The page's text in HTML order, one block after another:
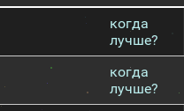
когда
лучше?
когда
лучше?